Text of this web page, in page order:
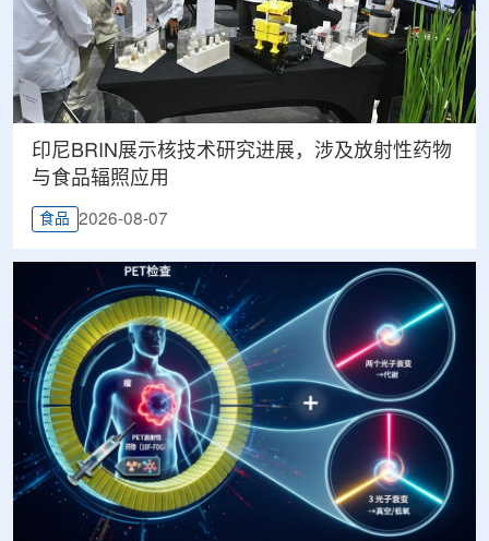
印尼BRIN展示核技术研究进展，涉及放射性药物
与食品辐照应用
食品 2026-08-07